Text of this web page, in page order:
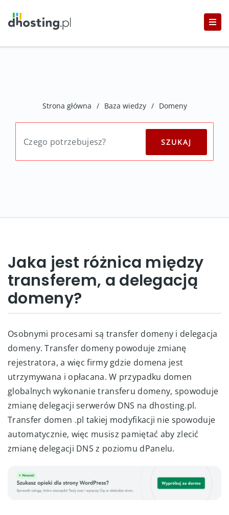
Strona główna / Baza wiedzy / Domeny
Jaka jest różnica między
transferem, a delegacją
domeny?
Osobnymi procesami są transfer domeny i delegacja
domeny. Transfer domeny powoduje zmianę
rejestratora, a więc firmy gdzie domena jest
utrzymywana i opłacana. W przypadku domen
globalnych wykonanie transferu domeny, spowoduje
zmianę delegacji serwerów DNS na dhosting.pl.
Transfer domen .pl takiej modyfikacji nie spowoduje
automatycznie, więc musisz pamiętać aby zlecić
zmianę delegacji DNS z poziomu dPanelu.